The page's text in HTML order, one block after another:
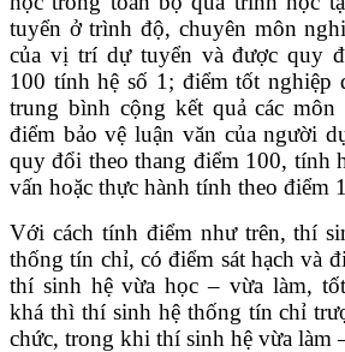
tuyển ở trình độ, chuyên môn
của vị trí dự tuyển và được quy
100 tính hệ số 1; điểm tốt nghiệp
trung bình cộng kết quả các
điểm bảo vệ luận văn của người
quy đổi theo thang điểm 100, tính
vấn hoặc thực hành tính theo điểm
Với cách tính điểm như trên, thí
thống tín chỉ, có điểm sát hạch và
thí sinh hệ vừa học – vừa làm,
khá thì thí sinh hệ thống tín chỉ
chức, trong khi thí sinh hệ vừa làm